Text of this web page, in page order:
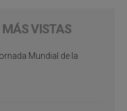
MÁS VISTAS
Mundial de la